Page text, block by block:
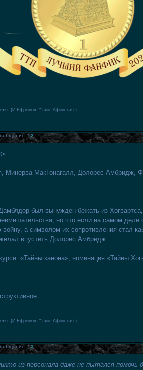
(И.Ефремов, "Таис Афинская")
#2
Минерва МакГонагалл, Долорес Амбридж,
был вынужден бежать из
но что если на самом
а символом их сопротивления стал
впустить Долорес Амбридж.
«Тайны канона», номинация «Тайны
(И.Ефремов, "Таис Афинская")
#3
из персонала даже не пытался помочь